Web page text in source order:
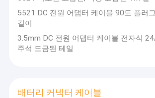
5521 DC 전원 어댑터 케이블 90도 플러
길이
3.5mm DC 전원 어댑터 케이블 전자식
주석 도금된 테일
배터리 커넥터 케이블